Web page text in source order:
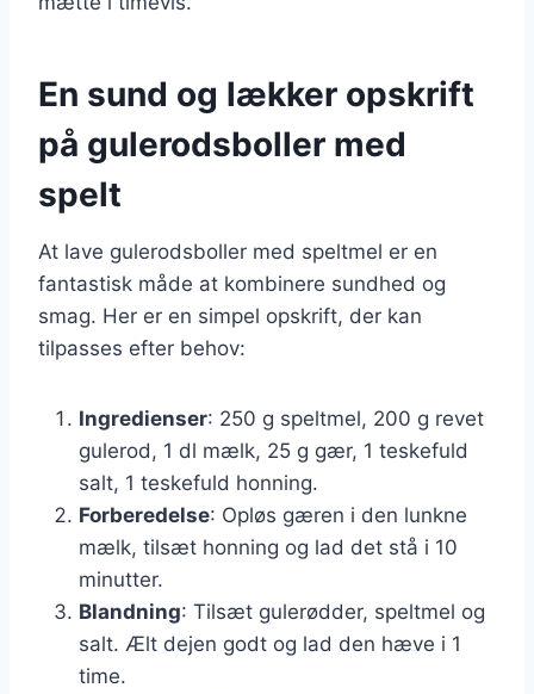
En sund og lækker opskrift
på gulerodsboller med
spelt
At lave gulerodsboller med speltmel er en
fantastisk måde at kombinere sundhed og
smag. Her er en simpel opskrift, der kan
tilpasses efter behov:
Ingredienser: 250 g speltmel, 200 g revet
gulerod, 1 dl mælk, 25 g gær, 1 teskefuld
salt, 1 teskefuld honning.
Forberedelse: Opløs gæren i den lunkne
mælk, tilsæt honning og lad det stå i 10
minutter.
Blandning: Tilsæt gulerødder, speltmel og
salt. Ælt dejen godt og lad den hæve i 1
time.